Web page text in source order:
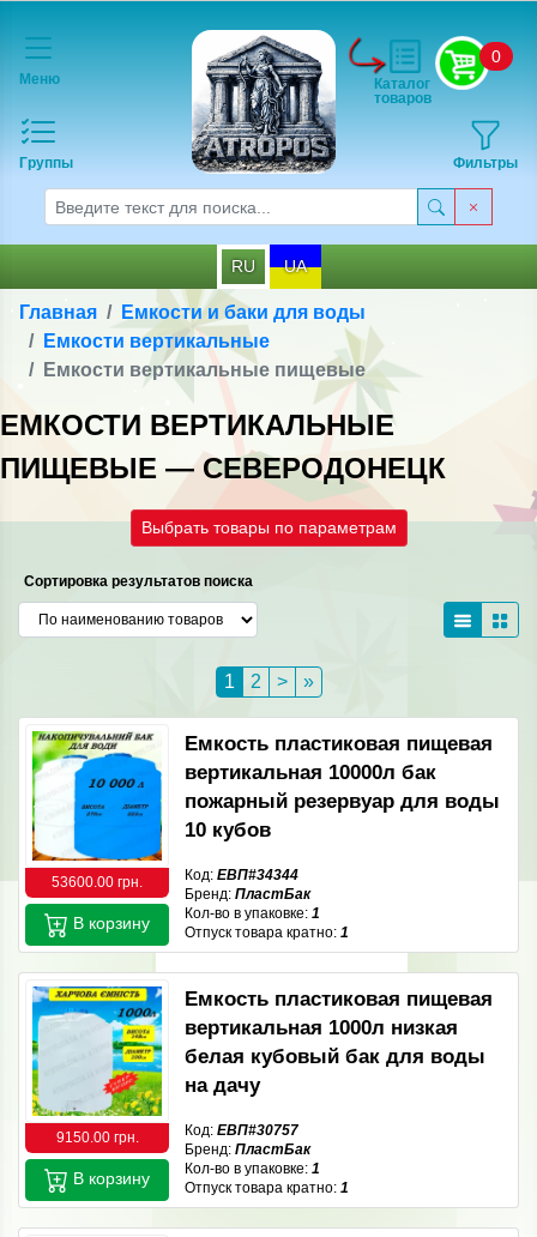
Меню
Группы
0
Фильтры
Каталог
товаров
RU UA
Главная
Емкости и баки для воды
Емкости вертикальные
Емкости вертикальные пищевые
ЕМКОСТИ ВЕРТИКАЛЬНЫЕ
ПИЩЕВЫЕ — СЕВЕРОДОНЕЦК
Выбрать товары по параметрам
Сортировка результатов поиска
1 2 > »
53600.00 грн.
Емкость пластиковая пищевая
вертикальная 10000л бак
пожарный резервуар для воды
10 кубов
Код: ЕВП#34344
Бренд: ПластБак
Кол-во в упаковке: 1
Отпуск товара кратно: 1
В корзину
9150.00 грн.
Емкость пластиковая пищевая
вертикальная 1000л низкая
белая кубовый бак для воды
на дачу
Код: ЕВП#30757
Бренд: ПластБак
Кол-во в упаковке: 1
Отпуск товара кратно: 1
В корзину